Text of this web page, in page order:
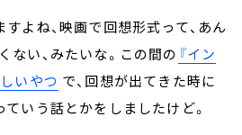
よね、映画で回想形式って、あん
ない、みたいな。この間の 『イン
いやつ で、回想が出てきた時に
いう話とかをしましたけど。